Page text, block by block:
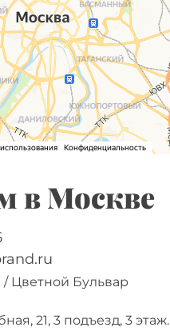
в Москве
Цветной Бульвар
21, 3 подъезд, 3 этаж.